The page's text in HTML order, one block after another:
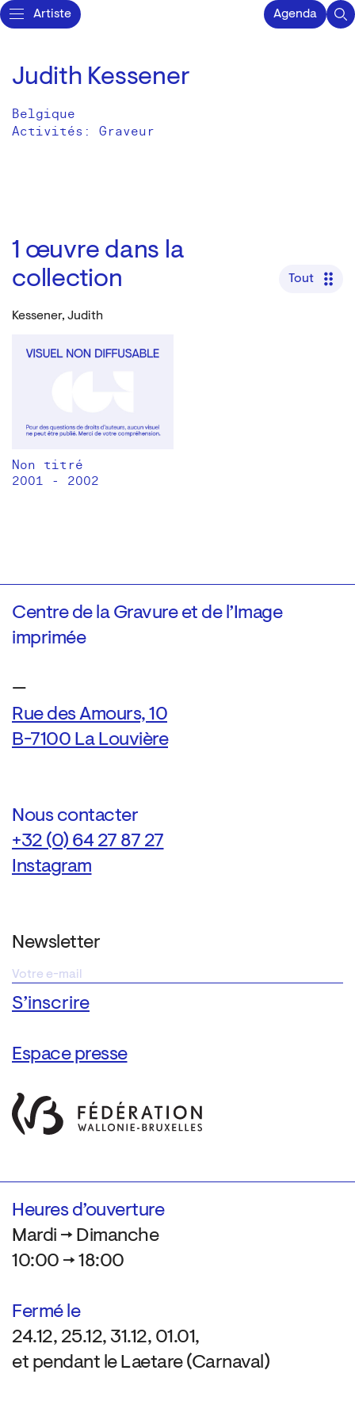
Artiste Agenda
Judith Kessener
Belgique
Activités: Graveur
1 œuvre dans la
collection
Tout
Kessener, Judith
Non titré
2001 - 2002
Centre de la Gravure et de l’Image
imprimée
—
Rue des Amours, 10
B-7100 La Louvière
Nous contacter
+32 (0) 64 27 87 27
Instagram
Newsletter
Espace presse
Heures d’ouverture
Mardi → Dimanche
10:00 → 18:00
Fermé le
24.12, 25.12, 31.12, 01.01,
et pendant le Laetare (Carnaval)